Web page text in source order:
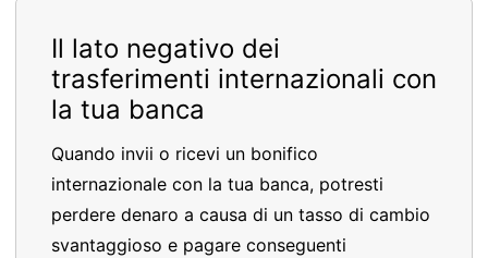
Il lato negativo dei
trasferimenti internazionali con
la tua banca
Quando invii o ricevi un bonifico
internazionale con la tua banca, potresti
perdere denaro a causa di un tasso di cambio
svantaggioso e pagare conseguenti